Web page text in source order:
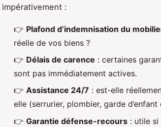
impérativement :
👉 Plafond d’indemnisation du
réelle de vos biens ?
👉 Délais de carence : certaines
sont pas immédiatement actives.
👉 Assistance 24/7 : est-elle
elle (serrurier, plombier, garde d’enfant
👉 Garantie défense-recours : utile si